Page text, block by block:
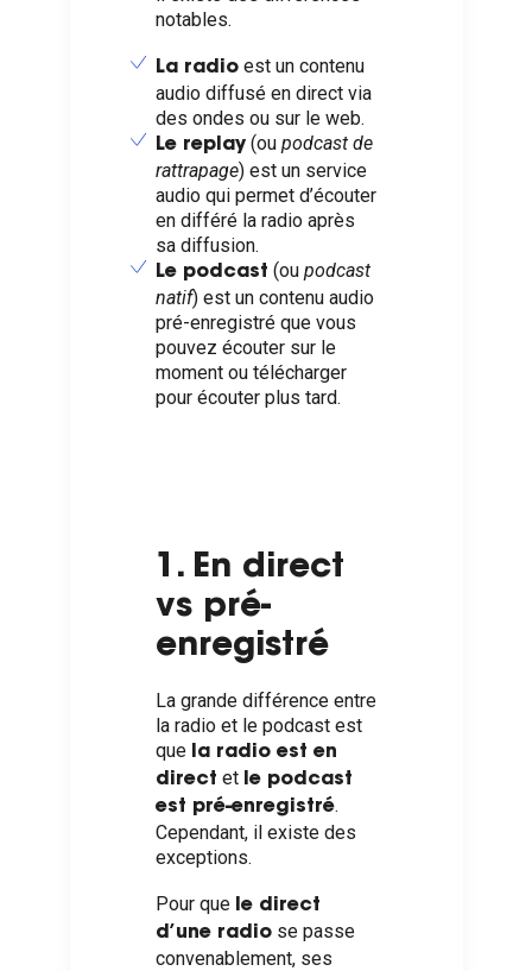
notables.
La radioest un contenu
audio diffusé en direct via
des ondes ou sur le web.
Le replay(ou podcast de
rattrapage) est un service
audio qui permet d’écouter
en différé la radio après
sa diffusion.
Le podcast (ou podcast
natif) est un contenu audio
pré-enregistré que vous
pouvez écouter sur le
moment ou télécharger
pour écouter plus tard.
1. En direct
vs pré-
enregistré
La grande différence entre
la radio et le podcast est
que
la radio est en
direct et le podcast
est pré-enregistré.
Cependant, il existe des
exceptions.
Pour que le direct
d’une radiose passe
convenablement, ses